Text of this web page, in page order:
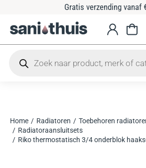
vanaf €75,-
Je bent hier:
Home Radiatoren
Toebehoren
Radiatoraansluitsets
Riko thermostatisch 3/4 onderblok